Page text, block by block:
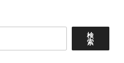
検
索